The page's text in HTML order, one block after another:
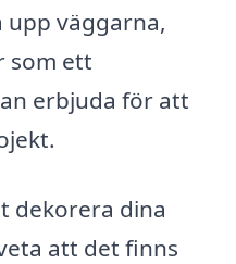
upp väggarna,
som ett
erbjuda för att
dekorera dina
att det finns